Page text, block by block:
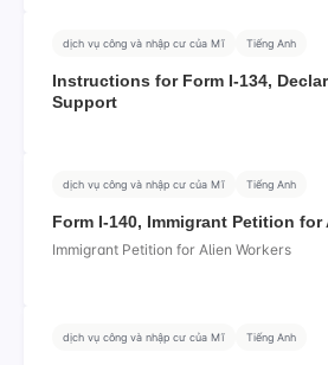
dịch vụ công và nhập cư của Mĩ Tiếng Anh
Instructions for Form I-134,
Support
dịch vụ công và nhập cư của Mĩ Tiếng Anh
Form I-140, Immigrant Petition for
Immigrant Petition for Alien Workers
dịch vụ công và nhập cư của Mĩ Tiếng Anh